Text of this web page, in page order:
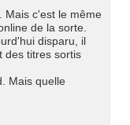
Mais c'est le même
de la sorte.
disparu, il
des titres sortis
Mais quelle